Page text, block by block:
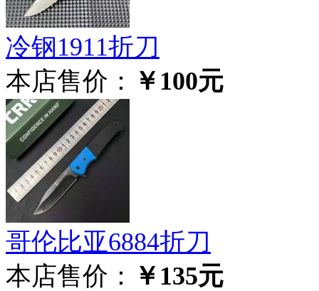
冷钢1911折刀
本店售价： ￥100元
哥伦比亚6884折刀
本店售价： ￥135元